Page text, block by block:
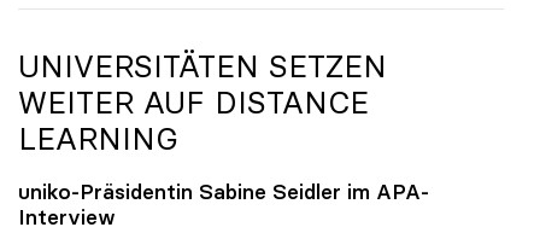
UNIVERSITÄTEN SETZEN
WEITER AUF DISTANCE
LEARNING
uniko-Präsidentin Sabine Seidler im APA-
Interview